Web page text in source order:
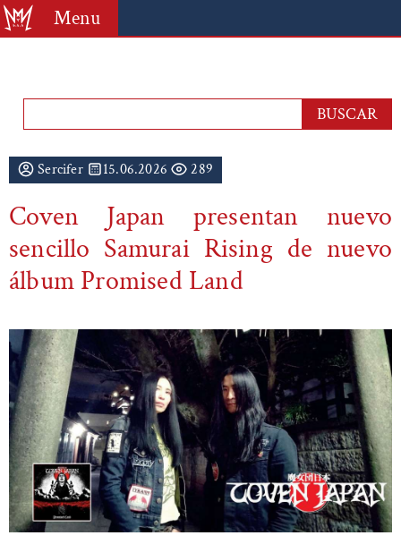
Menu
Sercifer 15.06.2026 289
Coven Japan presentan nuevo
sencillo Samurai Rising de nuevo
álbum Promised Land